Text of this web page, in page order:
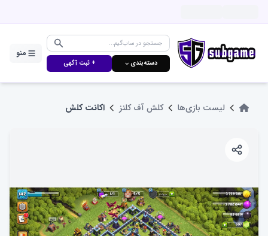
دسته‌بندی ⌵ + ثبت آگهی
منو
لیست بازی‌ها کلش آف کلنز اکانت کلش